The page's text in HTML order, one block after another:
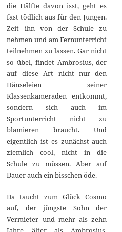
die Hälfte davon isst, geht es
fast tödlich aus für den Jungen.
Zeit ihn von der Schule zu
nehmen und am Fernunterricht
teilnehmen zu lassen. Gar nicht
so übel, findet Ambrosius, der
auf diese Art nicht nur den
Hänseleien seiner
Klassenkameraden entkommt,
sondern sich auch im
Sportunterricht nicht zu
blamieren braucht. Und
eigentlich ist es zunächst auch
ziemlich cool, nicht in die
Schule zu müssen. Aber auf
Dauer auch ein bisschen öde.
Da taucht zum Glück Cosmo
auf, der jüngste Sohn der
Vermieter und mehr als zehn